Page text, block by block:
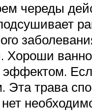
череды
Хороши
Эта трава